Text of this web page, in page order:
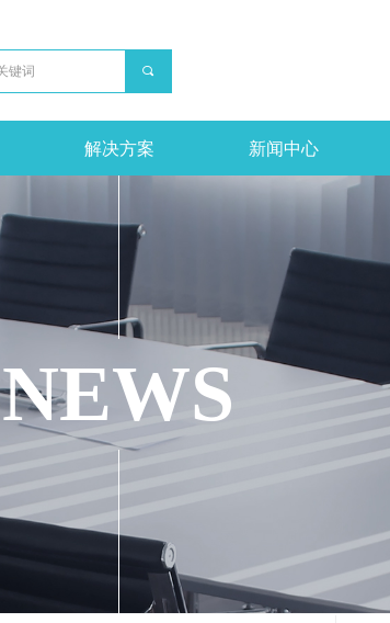
解决方案 新闻中心
끠
NEWS